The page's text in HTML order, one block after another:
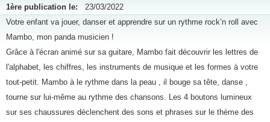
1ère publication le: 23/03/2022
Votre enfant va jouer, danser et apprendre sur un rythme rock’n roll avec
Mambo, mon panda musicien !
Grâce à l'écran animé sur sa guitare, Mambo fait découvrir les lettres de
l'alphabet, les chiffres, les instruments de musique et les formes à votre
tout-petit. Mambo à le rythme dans la peau , il bouge sa tête, danse ,
tourne sur lui-même au rythme des chansons. Les 4 boutons lumineux
sur ses chaussures déclenchent des sons et phrases sur le thème des